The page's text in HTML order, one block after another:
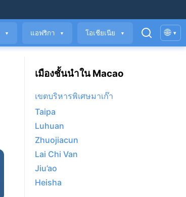
▼ แอฟริกา ▼ โอเชียเนีย ▼ 🌐 ▾
เมืองชั้นนำใน Macao
เขตบริหารพิเศษมาเก๊า
Taipa
Luhuan
Zhuojiacun
Lai Chi Van
Jiu’ao
Heisha